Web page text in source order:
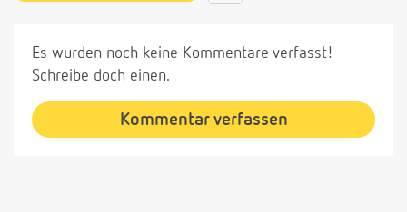
Es wurden noch keine Kommentare verfasst!
Schreibe doch einen.
Kommentar verfassen